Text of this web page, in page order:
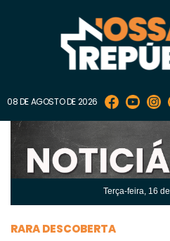
08 DE AGOSTO DE 2026
Terça-feira, 16 de
RARA DESCOBERTA